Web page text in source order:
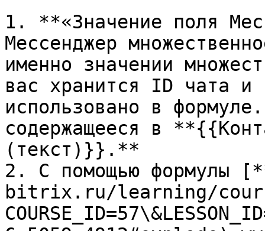
1. **«Значение поля
Мессенджер
именно значении
вас хранится ID чата и
использовано в
содержащееся в
(текст)}}.**
2. С помощью
bitrix.ru/learning/